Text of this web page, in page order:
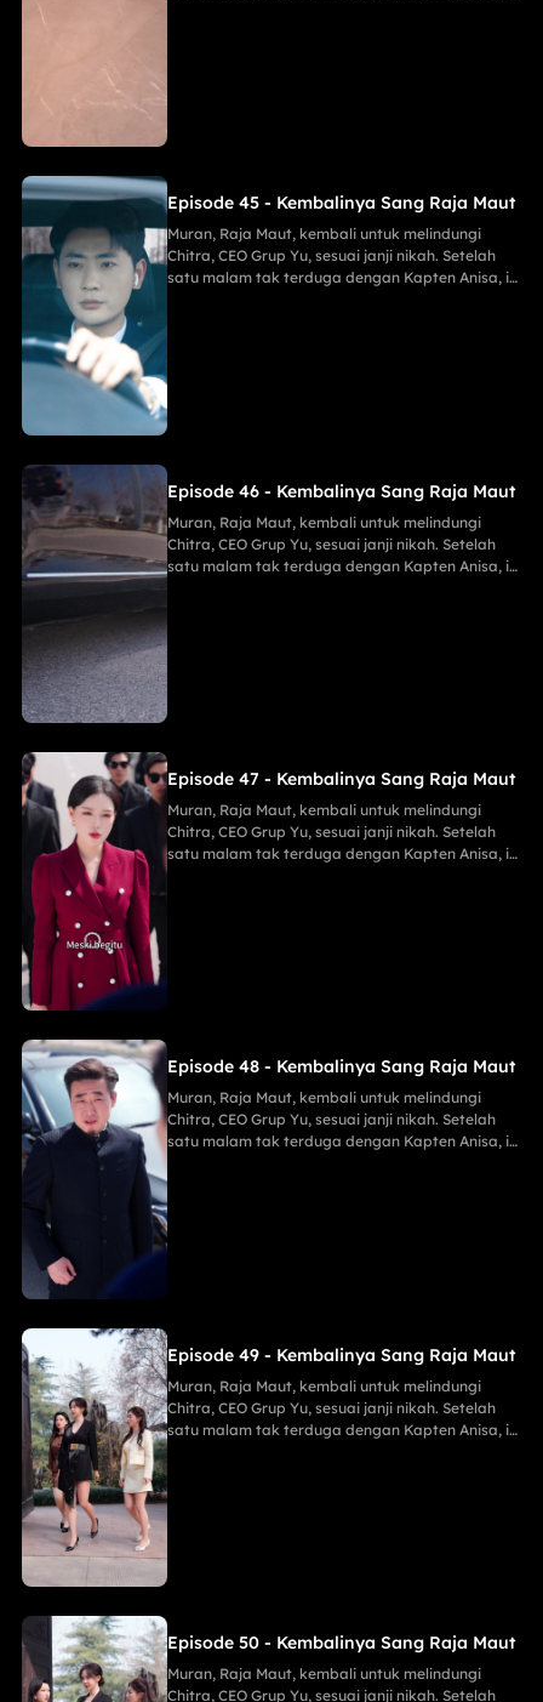
sang Naga, serta menghabisi Eko dengan
Episode 45 - Kembalinya Sang Raja Maut
Muran, Raja Maut, kembali untuk melindungi
Chitra, CEO Grup Yu, sesuai janji nikah. Setelah
satu malam tak terduga dengan Kapten Anisa, ia
sang Naga, serta menghabisi Eko dengan
mudah.
Episode 46 - Kembalinya Sang Raja Maut
Muran, Raja Maut, kembali untuk melindungi
Chitra, CEO Grup Yu, sesuai janji nikah. Setelah
satu malam tak terduga dengan Kapten Anisa, ia
Keluarga Han demi Proyek Sinar Anti-Kanker,
sang Naga, serta menghabisi Eko dengan
mudah.
Episode 47 - Kembalinya Sang Raja Maut
Muran, Raja Maut, kembali untuk melindungi
Chitra, CEO Grup Yu, sesuai janji nikah. Setelah
satu malam tak terduga dengan Kapten Anisa, ia
menggagalkan pembunuh Maria, membongkar
Episode 48 - Kembalinya Sang Raja Maut
Muran, Raja Maut, kembali untuk melindungi
Chitra, CEO Grup Yu, sesuai janji nikah. Setelah
satu malam tak terduga dengan Kapten Anisa, ia
menggagalkan pembunuh Maria, membongkar
mata-mata Lani, dan menghancurkan konspirasi
Keluarga Han demi Proyek Sinar Anti-Kanker,
menahan tembakan runduk, menaklukkan Jaya
sang Naga, serta menghabisi Eko dengan
Episode 49 - Kembalinya Sang Raja Maut
Muran, Raja Maut, kembali untuk melindungi
Chitra, CEO Grup Yu, sesuai janji nikah. Setelah
satu malam tak terduga dengan Kapten Anisa, ia
menggagalkan pembunuh Maria, membongkar
mata-mata Lani, dan menghancurkan konspirasi
Keluarga Han demi Proyek Sinar Anti-Kanker,
menahan tembakan runduk, menaklukkan Jaya
mudah.
Episode 50 - Kembalinya Sang Raja Maut
Muran, Raja Maut, kembali untuk melindungi
Chitra, CEO Grup Yu, sesuai janji nikah. Setelah